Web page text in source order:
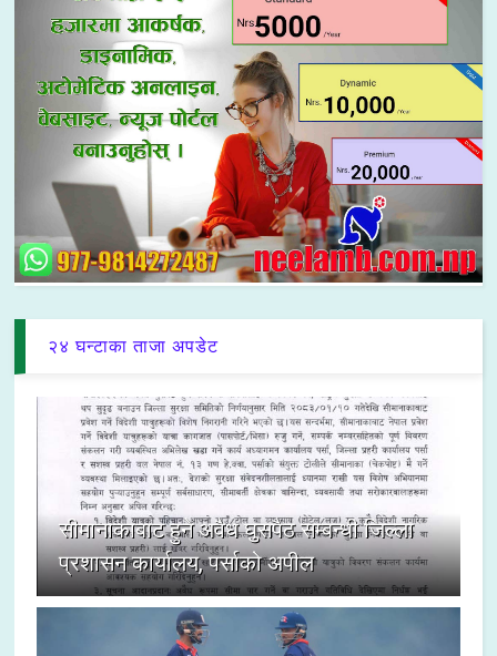
२४ घन्टाका ताजा अपडेट
सीमानाकाबाट हुने अवैध घुसपैठ सम्बन्धी जिल्ला
प्रशासन कार्यालय, पर्साको अपील